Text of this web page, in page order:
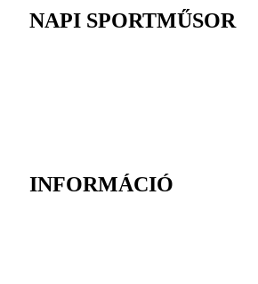
NAPI SPORTMŰSOR
INFORMÁCIÓ